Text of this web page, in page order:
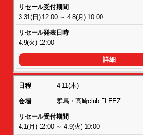
3.31(日) 12:00 ～ 4.8(月) 10:00
4.9(火) 12:00
詳細
4.11(木)
群馬・高崎club FLEEZ
4.1(月) 12:00 ～ 4.9(火) 10:00